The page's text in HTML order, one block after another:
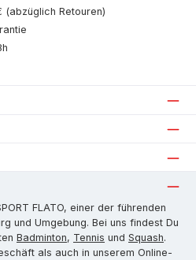
(abzüglich Retouren)
FLATO, einer der führenden
und Umgebung. Bei uns findest Du
Badminton, Tennis und Squash.
als auch in unserem Online-